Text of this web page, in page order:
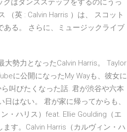
はダンスステップをするのにうっ
（英 : Calvin Harris ）は、 スコット
ある。 さらに、ミュージックライブ
大勢力となったCalvin Harris。 Taylor
に公開になったMy Wayも、彼女に
叫びたくなった話. 君が渋谷や六本
はない。 君が家に帰ってからも、
・ハリス）feat. Ellie Goulding（エ
す。Calvin Harris（カルヴィン・ハ